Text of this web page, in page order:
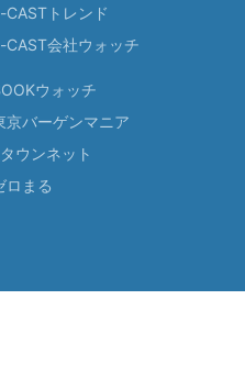
CASTトレンド
CAST会社ウォッチ
ウォッチ
京バーゲンマニア
ウンネット
ロまる